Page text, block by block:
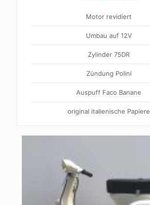
Motor revidiert
Umbau auf 12V
Zylinder 75DR
Zündung Polini
Auspuff Faco Banane
original italienische Papiere